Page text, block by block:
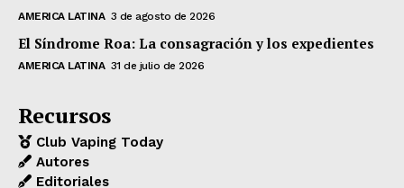
AMERICA LATINA 3 de agosto de 2026
El Síndrome Roa: La consagración y los expedientes
AMERICA LATINA 31 de julio de 2026
Recursos
Club Vaping Today
Autores
Editoriales